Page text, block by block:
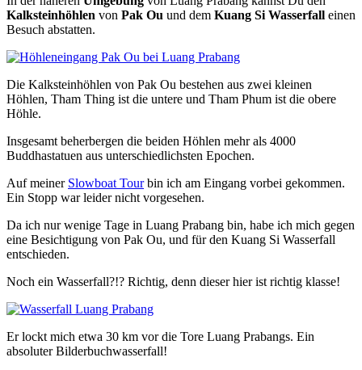
Kalksteinhöhlen von Pak Ou und dem Kuang Si Wasserfall einen
Besuch abstatten.
Die Kalksteinhöhlen von Pak Ou bestehen aus zwei kleinen
Höhlen, Tham Thing ist die untere und Tham Phum ist die obere
Höhle.
Insgesamt beherbergen die beiden Höhlen mehr als 4000
Buddhastatuen aus unterschiedlichsten Epochen.
Auf meiner Slowboat Tourbin ich am Eingang vorbei gekommen.
Ein Stopp war leider nicht vorgesehen.
Da ich nur wenige Tage in Luang Prabang bin, habe ich mich gegen
eine Besichtigung von Pak Ou, und für den Kuang Si Wasserfall
entschieden.
Noch ein Wasserfall?!? Richtig, denn dieser hier ist richtig klasse!
Er lockt mich etwa 30 km vor die Tore Luang Prabangs. Ein
absoluter Bilderbuchwasserfall!